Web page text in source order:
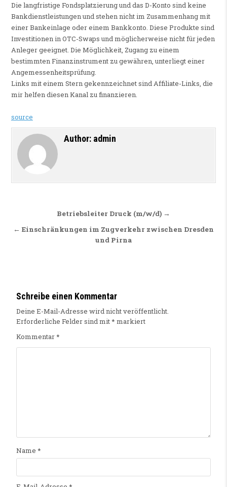
Die langfristige Fondsplatzierung und das D-Konto sind keine
Bankdienstleistungen und stehen nicht im Zusammenhang mit
einer Bankeinlage oder einem Bankkonto. Diese Produkte sind
Investitionen in OTC-Swaps und möglicherweise nicht für jeden
Anleger geeignet. Die Möglichkeit, Zugang zu einem
bestimmten Finanzinstrument zu gewähren, unterliegt einer
Angemessenheitsprüfung.
Links mit einem Stern gekennzeichnet sind Affiliate-Links, die
mir helfen diesen Kanal zu finanzieren.
source
Author: admin
Beitragsnavigation
Betriebsleiter Druck (m/w/d) →
← Einschränkungen im Zugverkehr zwischen Dresden
und Pirna
Schreibe einen Kommentar
Deine E-Mail-Adresse wird nicht veröffentlicht.
Erforderliche Felder sind mit* markiert
Kommentar*
Name *